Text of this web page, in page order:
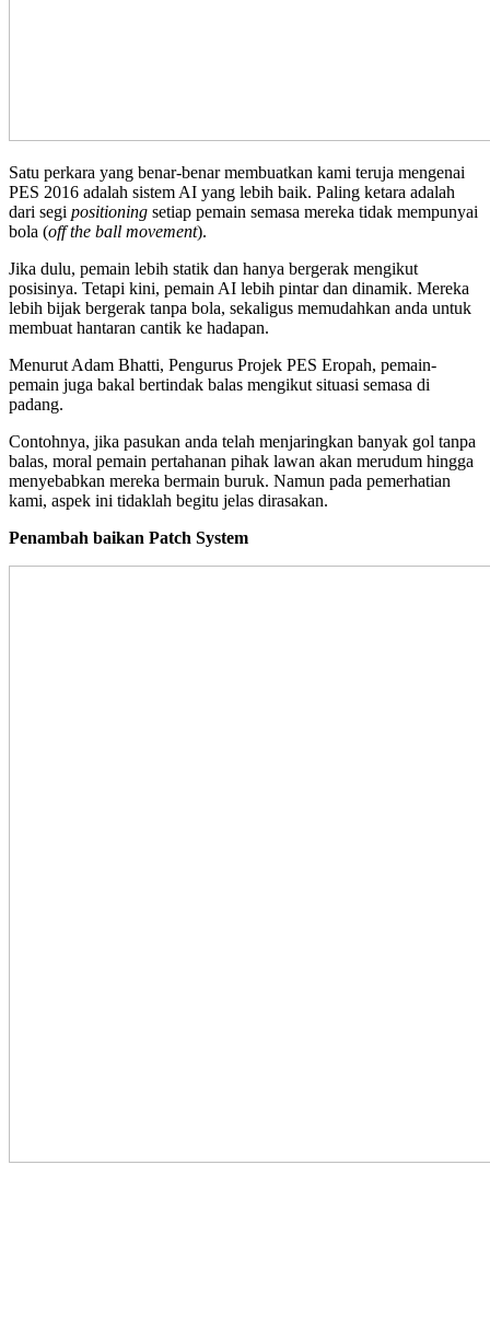
Satu perkara yang benar-benar membuatkan kami teruja mengenai
PES 2016 adalah sistem AI yang lebih baik. Paling ketara adalah
dari segi positioning setiap pemain semasa mereka tidak mempunyai
bola (off the ball movement).
Jika dulu, pemain lebih statik dan hanya bergerak mengikut
posisinya. Tetapi kini, pemain AI lebih pintar dan dinamik. Mereka
lebih bijak bergerak tanpa bola, sekaligus memudahkan anda untuk
membuat hantaran cantik ke hadapan.
Menurut Adam Bhatti, Pengurus Projek PES Eropah, pemain-
pemain juga bakal bertindak balas mengikut situasi semasa di
padang.
Contohnya, jika pasukan anda telah menjaringkan banyak gol tanpa
balas, moral pemain pertahanan pihak lawan akan merudum hingga
menyebabkan mereka bermain buruk. Namun pada pemerhatian
kami, aspek ini tidaklah begitu jelas dirasakan.
Penambah baikan Patch System